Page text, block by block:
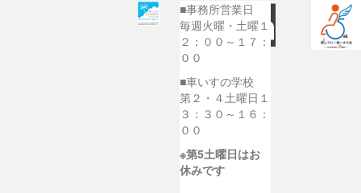
■事務所営業日
毎週火曜・土曜１
２：００～１７：
００
■車いすの学校
第２・４土曜日１
３：３０～１６：
００
※第5土曜日はお
休みです